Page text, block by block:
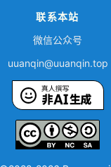
联系本站
微信公众号
uuanqin@uuanqin.top